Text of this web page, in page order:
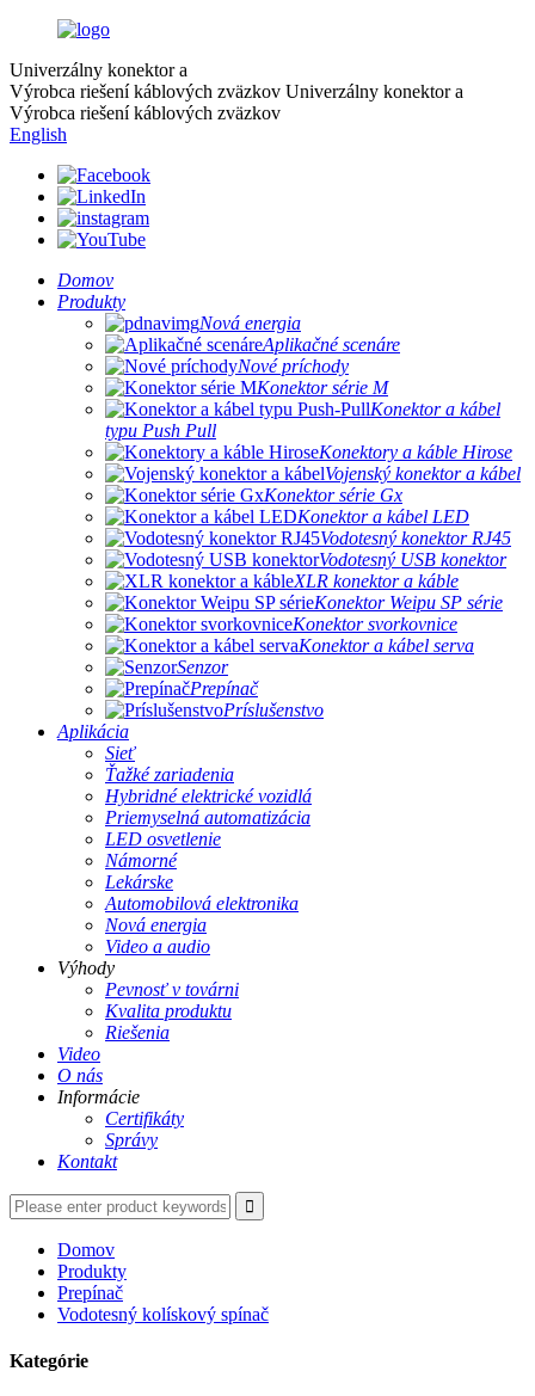
Univerzálny konektor a
Výrobca riešení káblových zväzkov Univerzálny konektor a
Výrobca riešení káblových zväzkov
English
Domov
Produkty
Nová energia
Aplikačné scenáre
Nové príchody
Konektor série M
Konektor a kábel
typu Push Pull
Konektory a káble Hirose
Vojenský konektor a kábel
Konektor série Gx
Konektor a kábel LED
Vodotesný konektor RJ45
Vodotesný USB konektor
XLR konektor a káble
Konektor Weipu SP série
Konektor svorkovnice
Konektor a kábel serva
Senzor
Prepínač
Príslušenstvo
Aplikácia
Sieť
Ťažké zariadenia
Hybridné elektrické vozidlá
Priemyselná automatizácia
LED osvetlenie
Námorné
Lekárske
Automobilová elektronika
Nová energia
Video a audio
Výhody
Pevnosť v továrni
Kvalita produktu
Riešenia
Video
O nás
Informácie
Certifikáty
Správy
Kontakt
Domov
Produkty
Prepínač
Vodotesný kolískový spínač
Kategórie